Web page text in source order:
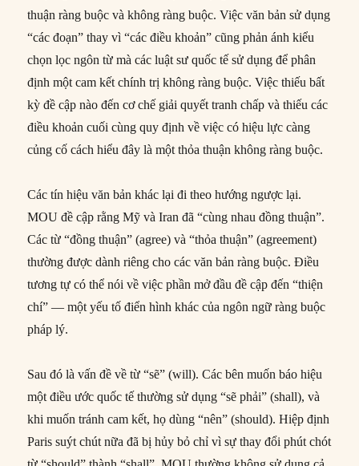
thuận ràng buộc và không ràng buộc. Việc văn bản sử dụng
“các đoạn” thay vì “các điều khoản” cũng phản ánh kiểu
chọn lọc ngôn từ mà các luật sư quốc tế sử dụng để phân
định một cam kết chính trị không ràng buộc. Việc thiếu bất
kỳ đề cập nào đến cơ chế giải quyết tranh chấp và thiếu các
điều khoản cuối cùng quy định về việc có hiệu lực càng
củng cố cách hiểu đây là một thỏa thuận không ràng buộc.
Các tín hiệu văn bản khác lại đi theo hướng ngược lại.
MOU đề cập rằng Mỹ và Iran đã “cùng nhau đồng thuận”.
Các từ “đồng thuận” (agree) và “thỏa thuận” (agreement)
thường được dành riêng cho các văn bản ràng buộc. Điều
tương tự có thể nói về việc phần mở đầu đề cập đến “thiện
chí” — một yếu tố điển hình khác của ngôn ngữ ràng buộc
pháp lý.
Sau đó là vấn đề về từ “sẽ” (will). Các bên muốn báo hiệu
một điều ước quốc tế thường sử dụng “sẽ phải” (shall), và
khi muốn tránh cam kết, họ dùng “nên” (should). Hiệp định
Paris suýt chút nữa đã bị hủy bỏ chỉ vì sự thay đổi phút chót